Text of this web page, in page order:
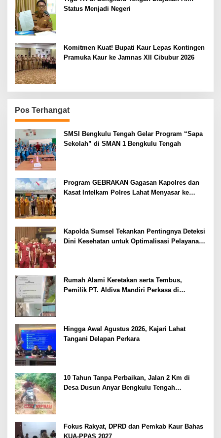
Status Menjadi Negeri
Komitmen Kuat! Bupati Kaur Lepas Kontingen
Pramuka Kaur ke Jamnas XII Cibubur 2026
Pos Terhangat
SMSI Bengkulu Tengah Gelar Program “Sapa
Sekolah” di SMAN 1 Bengkulu Tengah
Program GEBRAKAN Gagasan Kapolres dan
Kasat Intelkam Polres Lahat Menyasar ke
Kapolda Sumsel Tekankan Pentingnya Deteksi
Dini Kesehatan untuk Optimalisasi Pelayanan
Rumah Alami Keretakan serta Tembus,
Pemilik PT. Aldiva Mandiri Perkasa di
Hingga Awal Agustus 2026, Kajari Lahat
Tangani Delapan Perkara
10 Tahun Tanpa Perbaikan, Jalan 2 Km di
Desa Dusun Anyar Bengkulu Tengah
Fokus Rakyat, DPRD dan Pemkab Kaur Bahas
KUA-PPAS 2027